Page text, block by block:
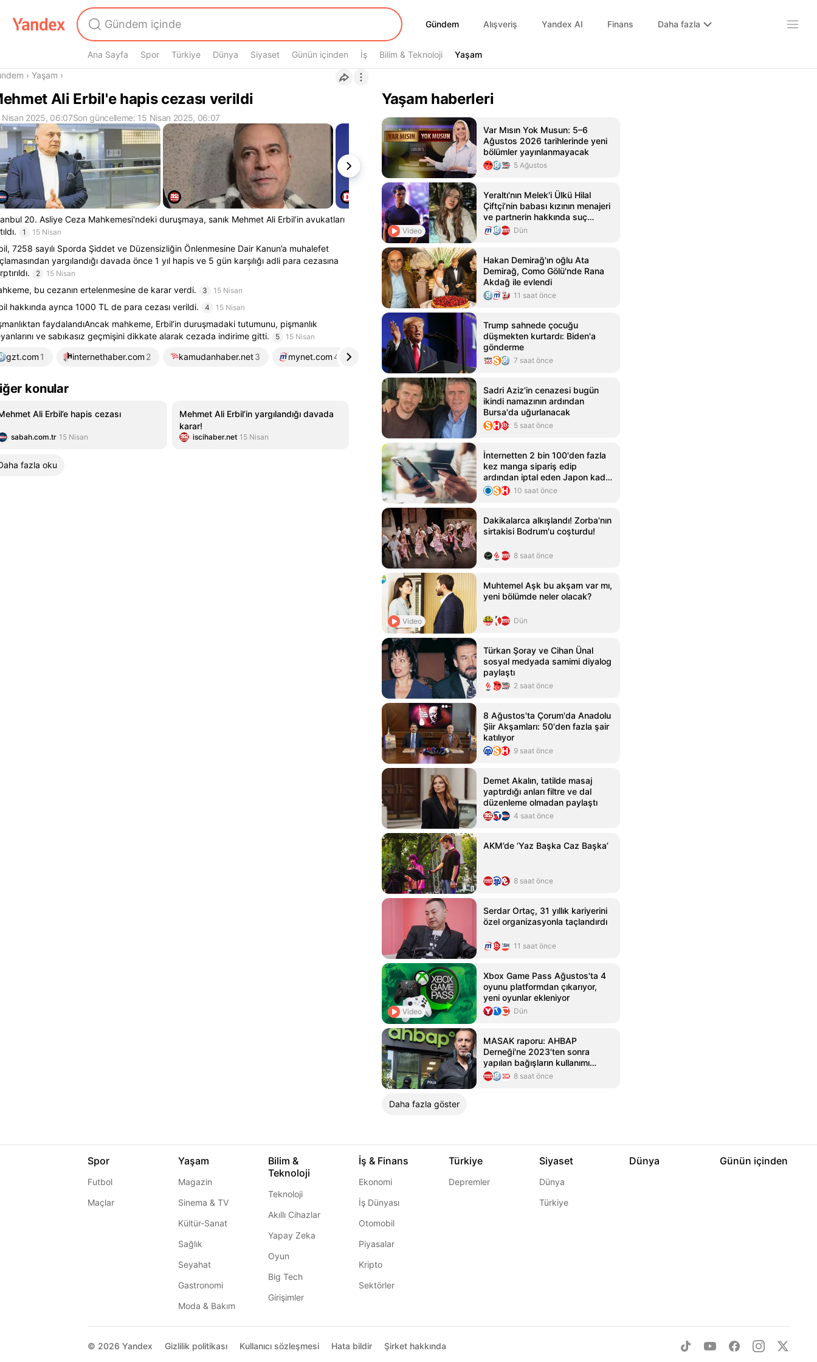
Gündem
Gündem Alışveriş Yandex AI Finans Daha fazla
Ana Sayfa Spor Türkiye Dünya Siyaset Günün içinden İş Bilim & Teknoloji Yaşam
Yaşam
› Yaşam ›
Ali Erbil'e hapis cezası verildi
Nisan 2025, 06:07Son güncelleme: 15 Nisan 2025, 06:07
20. Asliye Ceza Mahkemesi'ndeki duruşmaya, sanık Mehmet Ali Erbil’in avukatları
1 15 Nisan
7258 sayılı Sporda Şiddet ve Düzensizliğin Önlenmesine Dair Kanun’a muhalefet
yargılandığı davada önce 1 yıl hapis ve 5 gün karşılığı adli para cezasına
2 15 Nisan
bu cezanın ertelenmesine de karar verdi. 3 15 Nisan
hakkında ayrıca 1000 TL de para cezası verildi. 4 15 Nisan
faydalandıAncak mahkeme, Erbil’in duruşmadaki tutumunu, pişmanlık
ve sabıkasız geçmişini dikkate alarak cezada indirime gitti.
5 15 Nisan
gzt.com 1 internethaber.com 2 kamudanhaber.net3 mynet.com4 yenisafak.com
konular
Ali Erbil’e hapis cezası
sabah.com.tr 15 Nisan
Mehmet Ali Erbil’in yargılandığı davada
karar!
iscihaber.net 15 Nisan
fazla oku
Yaşam haberleri
Var Mısın Yok Musun: 5–6
Ağustos 2026 tarihlerinde yeni
bölümler yayınlanmayacak
5 Ağustos
Video
Yeraltı'nın Melek'i Ülkü Hilal
Çiftçi’nin babası kızının menajeri
ve partnerin hakkında suç
duyurusunda bulundu! 10 yaş
büyük isimle aşk yaşıyor -
Dün
Hakan Demirağ'ın oğlu Ata
Demirağ, Como Gölü'nde Rana
Akdağ ile evlendi
11 saat önce
Trump sahnede çocuğu
düşmekten kurtardı: Biden'a
gönderme
7 saat önce
Sadri Aziz'in cenazesi bugün
ikindi namazının ardından
Bursa'da uğurlanacak
5 saat önce
İnternetten 2 bin 100'den fazla
kez manga sipariş edip
ardından iptal eden Japon kadın
tutuklandı10 saat önce
Dakikalarca alkışlandı! Zorba'nın
sirtakisi Bodrum'u coşturdu!
8 saat önce
Video
Muhtemel Aşk bu akşam var mı,
yeni bölümde neler olacak?
Dün
Türkan Şoray ve Cihan Ünal
sosyal medyada samimi diyalog
paylaştı
2 saat önce
8 Ağustos'ta Çorum'da Anadolu
Şiir Akşamları: 50'den fazla şair
katılıyor
9 saat önce
Demet Akalın, tatilde masaj
yaptırdığı anları filtre ve dal
düzenleme olmadan paylaştı
4 saat önce
AKM’de ‘Yaz Başka Caz Başka’
8 saat önce
Serdar Ortaç, 31 yıllık kariyerini
özel organizasyonla taçlandırdı
11 saat önce
Video
Xbox Game Pass Ağustos'ta 4
oyunu platformdan çıkarıyor,
yeni oyunlar ekleniyor
Dün
MASAK raporu: AHBAP
Derneği'ne 2023'ten sonra
yapılan bağışların kullanımı
inceleniyor8 saat önce
Daha fazla göster
Spor
Futbol
Maçlar
Yaşam
Magazin
Sinema & TV
Kültür-Sanat
Sağlık
Seyahat
Gastronomi
Moda & Bakım
Bilim &
Teknoloji
Teknoloji
Akıllı Cihazlar
Yapay Zeka
Oyun
Big Tech
Girişimler
İş & Finans
Ekonomi
İş Dünyası
Otomobil
Piyasalar
Kripto
Sektörler
Türkiye
Depremler
Siyaset
Dünya
Türkiye
Dünya Günün içinden
© 2026 Yandex Gizlilik politikası Kullanıcı sözleşmesi Hata bildir Şirket hakkında